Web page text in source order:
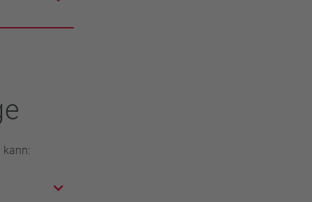
über